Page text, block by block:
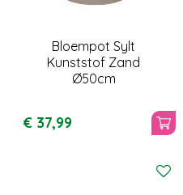
Bloempot Sylt
Kunststof Zand
Ø50cm
€ 37,99